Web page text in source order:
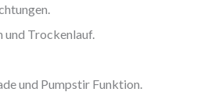
und Trockenlauf.
und Pumpstir Funktion.